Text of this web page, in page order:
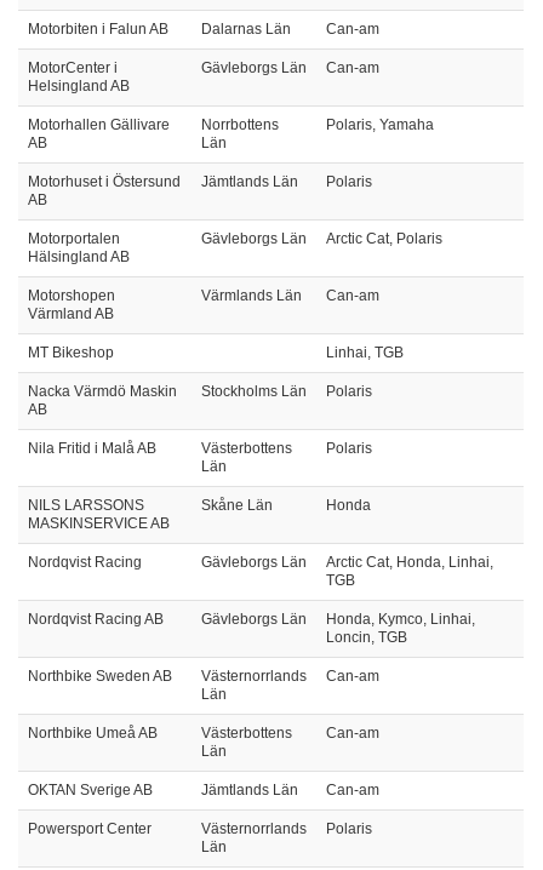
Motorbiten i Falun AB Dalarnas Län Can-am
MotorCenter i
Helsingland AB
Gävleborgs Län Can-am
Motorhallen Gällivare
AB
Norrbottens
Län
Polaris, Yamaha
Motorhuset i Östersund
AB
Jämtlands Län Polaris
Motorportalen
Hälsingland AB
Gävleborgs Län Arctic Cat, Polaris
Motorshopen
Värmland AB
Värmlands Län Can-am
MT Bikeshop Linhai, TGB
Nacka Värmdö Maskin
AB
Stockholms Län Polaris
Nila Fritid i Malå AB
Västerbottens
Län
Polaris
NILS LARSSONS
MASKINSERVICE AB
Skåne Län Honda
Nordqvist Racing Gävleborgs Län
Arctic Cat, Honda, Linhai,
TGB
Nordqvist Racing AB Gävleborgs Län
Honda, Kymco, Linhai,
Loncin, TGB
Northbike Sweden AB
Västernorrlands
Län
Can-am
Northbike Umeå AB
Västerbottens
Län
Can-am
OKTAN Sverige AB Jämtlands Län Can-am
Powersport Center
Västernorrlands
Län
Polaris